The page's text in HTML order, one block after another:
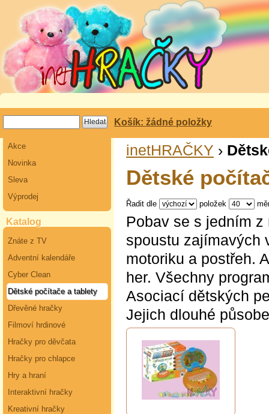
Košík: žádné položky
Akce
Novinka
Sleva
Výprodej
Katalog
Znáte z TV
Adventní kalendáře
Cyber Clean
Dětské počítače a tablety
Dřevěné hračky
Filmoví hrdinové
Hračky pro děvčata
Hračky pro chlapce
Hry a hraní
Interaktivní hračky
Kreativní hračky
inetHRAČKY ›
Dětské
Řadit dle položek
Pobav se s jedním
spoustu zajímavých
motoriku a postřeh.
her. Všechny
Asociací dětských
Jejich dlouhé